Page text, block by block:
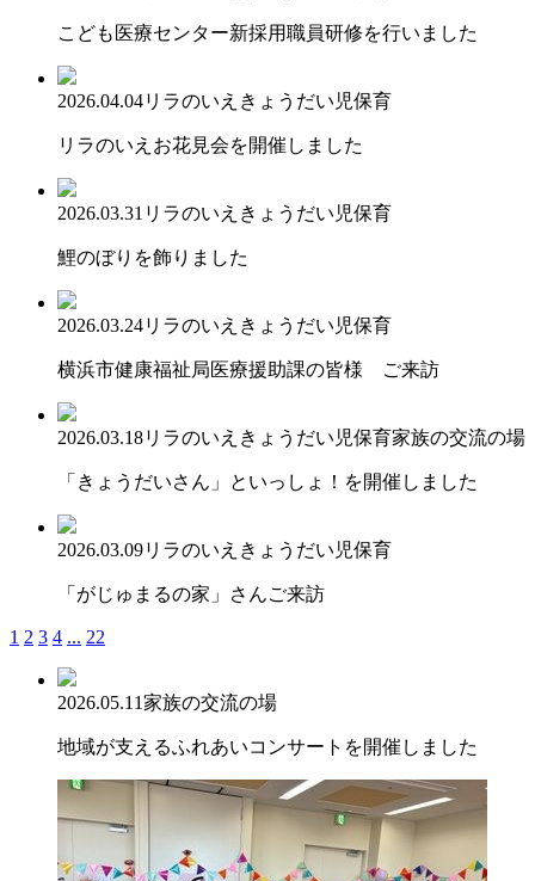
こども医療センター新採用職員研修を行いました
2026.04.04リラのいえ きょうだい児保育
リラのいえお花見会を開催しました
2026.03.31 リラのいえ きょうだい児保育
鯉のぼりを飾りました
2026.03.24リラのいえ きょうだい児保育
横浜市健康福祉局医療援助課の皆様 ご来訪
2026.03.18リラのいえ きょうだい児保育家族の交流の場
「きょうだいさん」といっしょ！を開催しました
2026.03.09リラのいえ きょうだい児保育
「がじゅまるの家」さんご来訪
1 2 3 4 ... 22
2026.05.11家族の交流の場
地域が支えるふれあいコンサートを開催しました